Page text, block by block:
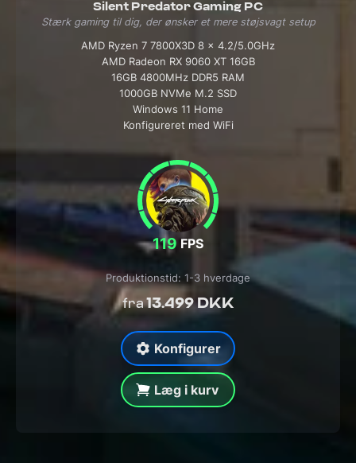
Silent Predator Gaming PC
Stærk gaming til dig, der ønsker et mere støjsvagt setup
AMD Ryzen 7 7800X3D 8 x 4.2/5.0GHz
AMD Radeon RX 9060 XT 16GB
16GB 4800MHz DDR5 RAM
1000GB NVMe M.2 SSD
Windows 11 Home
Konfigureret med WiFi
119 FPS
fra13.499 DKK
Produktionstid: 1-3 hverdage
Konfigurer
Læg i kurv